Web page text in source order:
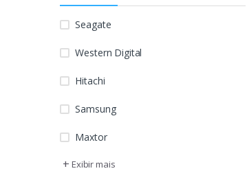
Seagate
Western Digital
Hitachi
Samsung
Maxtor
+ Exibir mais